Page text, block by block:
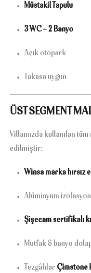
Müstakil Tapulu
3 WC – 2 Banyo
Açık otopark
Takasa uygun
ÜST SEGMENT
Villamızda kullanılan
edilmiştir:
Winsa marka
Alüminyum
Şişecam sertifikalı
Mutfak & banyo
Tezgâhlar Çimstone